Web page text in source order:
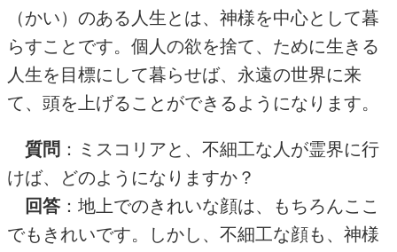
（かい）のある人生とは、神様を中心として暮
らすことです。個人の欲を捨て、ために生きる
人生を目標にして暮らせば、永遠の世界に来
て、頭を上げることができるようになります。
質問 ：ミスコリアと、不細工な人が霊界に行
けば、どのようになりますか？
回答 ：地上でのきれいな顔は、もちろんここ
でもきれいです。しかし、不細工な顔も、神様